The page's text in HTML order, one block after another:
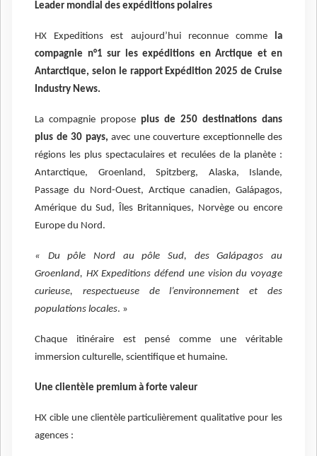
Leader mondial des expéditions polaires
HX Expeditions est aujourd’hui reconnue comme la
compagnie n°1 sur les expéditions en Arctique et en
Antarctique, selon le rapport Expédition 2025 de Cruise
Industry News.
La compagnie propose plus de 250 destinations dans
plus de 30 pays, avec une couverture exceptionnelle des
régions les plus spectaculaires et reculées de la planète :
Antarctique, Groenland, Spitzberg, Alaska, Islande,
Passage du Nord-Ouest, Arctique canadien, Galápagos,
Amérique du Sud, Îles Britanniques, Norvège ou encore
Europe du Nord.
« Du pôle Nord au pôle Sud, des Galápagos au
Groenland, HX Expeditions défend une vision du voyage
curieuse, respectueuse de l’environnement et des
populations locales. »
Chaque itinéraire est pensé comme une véritable
immersion culturelle, scientifique et humaine.
Une clientèle premium à forte valeur
HX cible une clientèle particulièrement qualitative pour les
agences :